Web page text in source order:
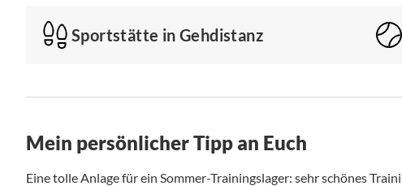
Sportstätte in Gehdistanz
Mein persönlicher Tipp an Euch
Eine tolle Anlage für ein Sommer-Trainingslager: sehr schönes